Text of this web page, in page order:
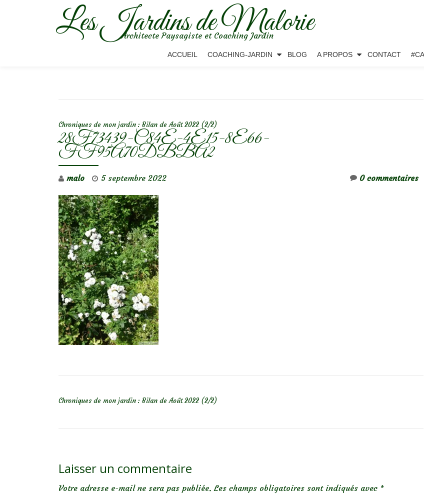
Les Jardins de Malorie
Architecte Paysagiste et Coaching Jardin
ACCUEIL COACHING-JARDIN BLOG A PROPOS CONTACT
Chroniques de mon jardin : Bilan de Août 2022 (2/2)
28F73439-C84E-4E15-8E66-
FF95A70DBBA2
malo 5 septembre 2022 0 commentaires
Chroniques de mon jardin : Bilan de Août 2022 (2/2)
Laisser un commentaire
Votre adresse e-mail ne sera pas publiée. Les champs obligatoires sont indiqués avec *